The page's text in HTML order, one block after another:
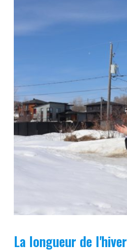
La longueur de l'hiver